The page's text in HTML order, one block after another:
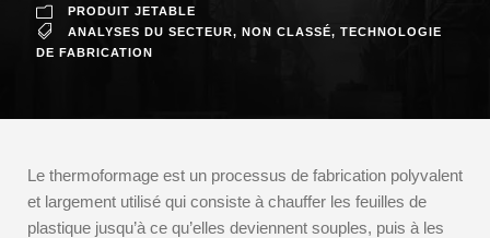
PRODUIT JETABLE
ANALYSES DU SECTEUR, NON CLASSÉ, TECHNOLOGIE
DE FABRICATION
Le thermoformage est un processus de fabrication polyvalent
et largement utilisé qui consiste à chauffer les feuilles de
plastique jusqu’à ce qu’elles deviennent souples, puis à les